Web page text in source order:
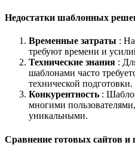
Недостатки шаблонных
Временные затраты :
требуют времени и
Технические знания :
шаблонами часто
технической подготовки.
Конкурентность :
многими
уникальными.
Сравнение готовых сайтов